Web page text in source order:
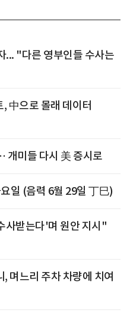
... "다른 영부인들 수사는
中으로 몰래 데이터
미들 다시 美 증시로
일 (음력 6월 29일 丁巳)
사받는다'며 원안 지시"
며느리 주차 차량에 치여